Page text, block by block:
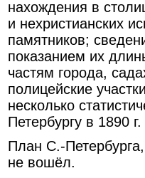
нахождения в
и нехристианских
памятников;
показанием их
частям города,
полицейские
несколько
Петербургу в 1890 г.
План С.-
не вошёл.